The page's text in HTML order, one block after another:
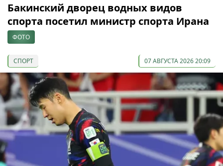
Бакинский дворец водных видов
спорта посетил министр спорта Ирана
ФОТО
СПОРТ 07 АВГУСТА 2026 20:09